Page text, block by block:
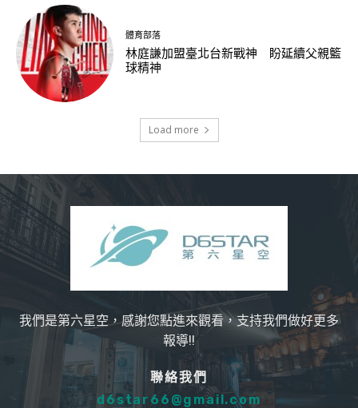
體育部落
林庭謙加盟臺北台新戰神 盼延續父親籃
球精神
Load more
我們是第六星空，感謝您點進來觀看，支持我們做好更多
報導!!
聯絡我們
d6star66@gmail.com